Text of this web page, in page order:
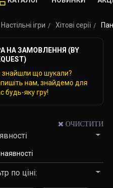
Настільні ігри Хітові серії
НА ЗАМОВЛЕННЯ (BY
знайшли що шукали?
нам, знайдемо для
будь-яку гру!
ОЧИСТИТИ
по ціні: